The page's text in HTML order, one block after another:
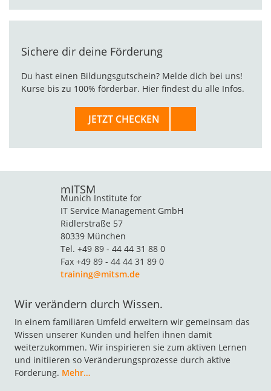
Sichere dir deine Förderung
Du hast einen Bildungsgutschein? Melde dich bei uns!
Kurse bis zu 100% förderbar. Hier findest du alle Infos.
JETZT CHECKEN
mITSM
Munich Institute for
IT Service Management GmbH
Ridlerstraße 57
80339 München
Tel. +49 89 - 44 44 31 88 0
Fax +49 89 - 44 44 31 89 0
training@mitsm.de
Wir verändern durch Wissen.
In einem familiären Umfeld erweitern wir gemeinsam das
Wissen unserer Kunden und helfen ihnen damit
weiterzukommen. Wir inspirieren sie zum aktiven Lernen
und initiieren so Veränderungsprozesse durch aktive
Förderung. Mehr…